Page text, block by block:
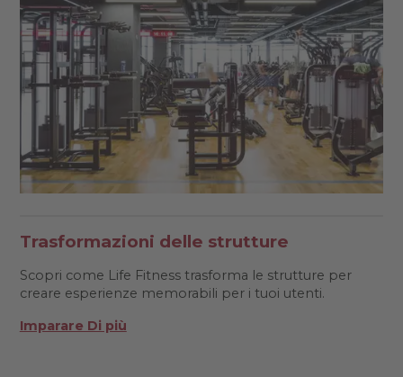
Trasformazioni delle strutture
Scopri come Life Fitness trasforma le strutture per
creare esperienze memorabili per i tuoi utenti.
Imparare Di più